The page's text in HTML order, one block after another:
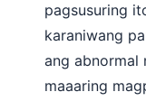
pagsusuring
karaniwang
ang abnormal
maaaring